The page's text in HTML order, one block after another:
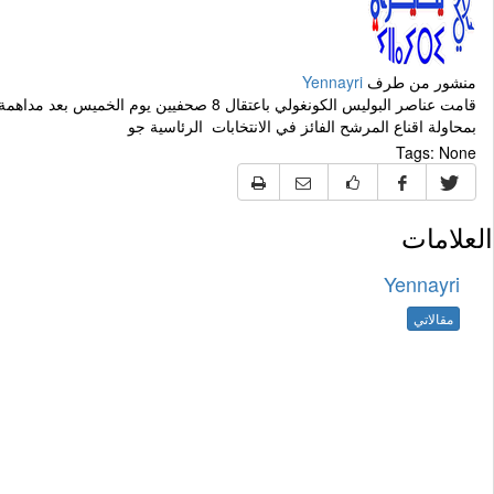
منشور من طرف Yennayri
بمحاولة اقناع المرشح الفائز في الانتخابات الرئاسية جو
Tags: None
العلامات
Yennayri
مقالاتي